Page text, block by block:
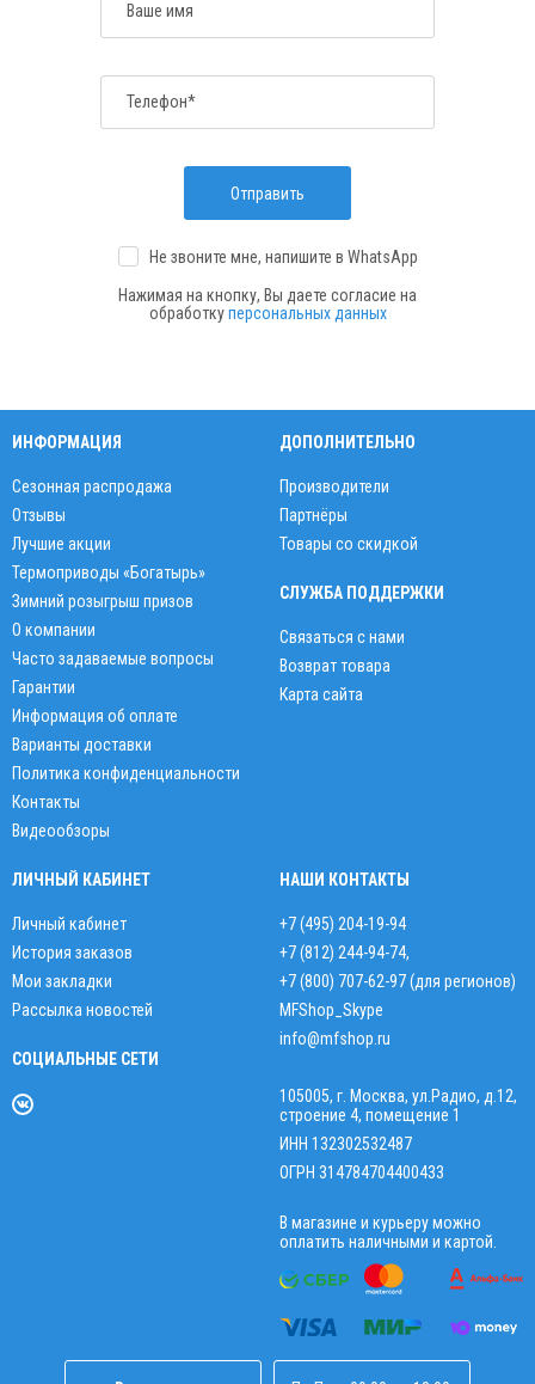
Ваше имя
Телефон*
Отправить
Не звоните мне, напишите в WhatsApp
Нажимая на кнопку, Вы даете согласие на
обработкуперсональных данных
ИНФОРМАЦИЯ
Сезонная распродажа
Отзывы
Лучшие акции
Термоприводы «Богатырь»
Зимний розыгрыш призов
О компании
Часто задаваемые вопросы
Гарантии
Информация об оплате
Варианты доставки
Политика конфиденциальности
Контакты
Видеообзоры
ДОПОЛНИТЕЛЬНО
Производители
Партнёры
Товары со скидкой
СЛУЖБА ПОДДЕРЖКИ
Связаться с нами
Возврат товара
Карта сайта
ЛИЧНЫЙ КАБИНЕТ
Личный кабинет
История заказов
Мои закладки
Рассылка новостей
СОЦИАЛЬНЫЕ СЕТИ
НАШИ КОНТАКТЫ
+7 (495) 204-19-94
+7 (812) 244-94-74,
+7 (800) 707-62-97 (для регионов)
MFShop_Skype
info@mfshop.ru
105005, г. Москва, ул.Радио, д.12,
строение 4, помещение 1
ИНН 132302532487
ОГРН 314784704400433
В магазине и курьеру можно
оплатить наличными и картой.